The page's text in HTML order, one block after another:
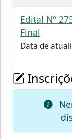
Edital Nº
Final
Data de